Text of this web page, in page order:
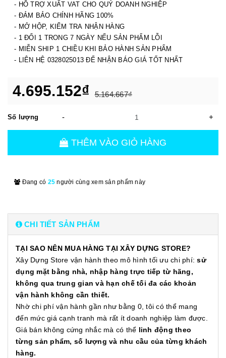
- HỖ TRỢ XUẤT VAT CHO QUÝ DOANH NGHIỆP
- ĐẢM BẢO CHÍNH HÃNG 100%
- MỞ HỘP, KIỂM TRA NHẬN HÀNG
- 1 ĐỔI 1 TRONG 7 NGÀY NẾU SẢN PHẨM LỖI
- MIỄN SHIP 1 CHIỀU KHI BẢO HÀNH SẢN PHẨM
- LIÊN HỆ 0328025013 ĐỂ NHẬN BÁO GIÁ TỐT NHẤT
4.695.152₫ 5.164.667₫
Số lượng - +
THÊM VÀO GIỎ HÀNG
Đang có 25 người cùng xem sản phẩm này
CHI TIẾT SẢN PHẨM
TẠI SAO NÊN MUA HÀNG TẠI XÂY DỰNG STORE?
Xây Dựng Store vận hành theo mô hình tối ưu chi phí:sử
dụng mặt bằng nhà, nhập hàng trực tiếp từ hãng,
không qua trung gian và hạn chế tối đa các khoản
vận hành không cần thiết.
Nhờ chi phí vận hành gần như bằng 0, tôi có thể mang
đến mức giá cạnh tranh mà rất ít doanh nghiệp làm được.
Giá bán không cứng nhắc mà có thể linh động theo
từng sản phẩm, số lượng và nhu cầu của từng khách
hàng.